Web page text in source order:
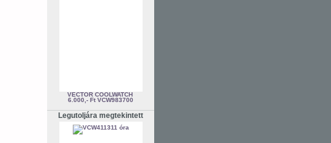
VECTOR COOLWATCH
6.000,- Ft VCW983700
Legutoljára megtekintett